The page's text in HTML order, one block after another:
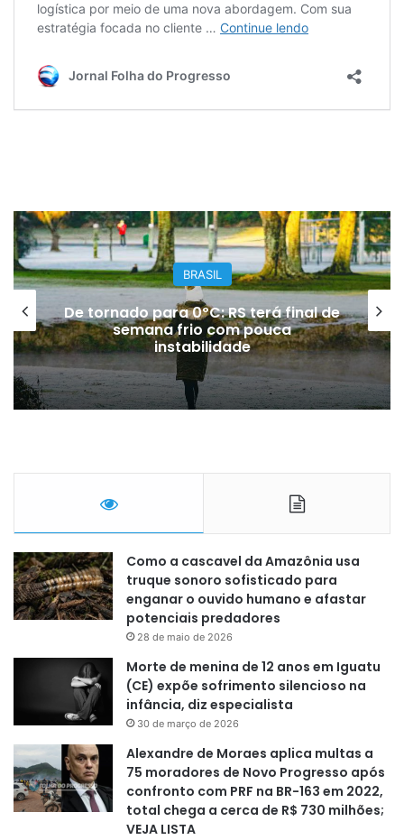
BRASIL
AGU pedirá na Justiça a retirada do
Discord do ar
Como a cascavel da Amazônia usa
truque sonoro sofisticado para
enganar o ouvido humano e afastar
potenciais predadores
28 de maio de 2026
Morte de menina de 12 anos em Iguatu
(CE) expõe sofrimento silencioso na
infância, diz especialista
30 de março de 2026
Alexandre de Moraes aplica multas a
75 moradores de Novo Progresso após
confronto com PRF na BR-163 em 2022,
total chega a cerca de R$ 730 milhões;
VEJA LISTA